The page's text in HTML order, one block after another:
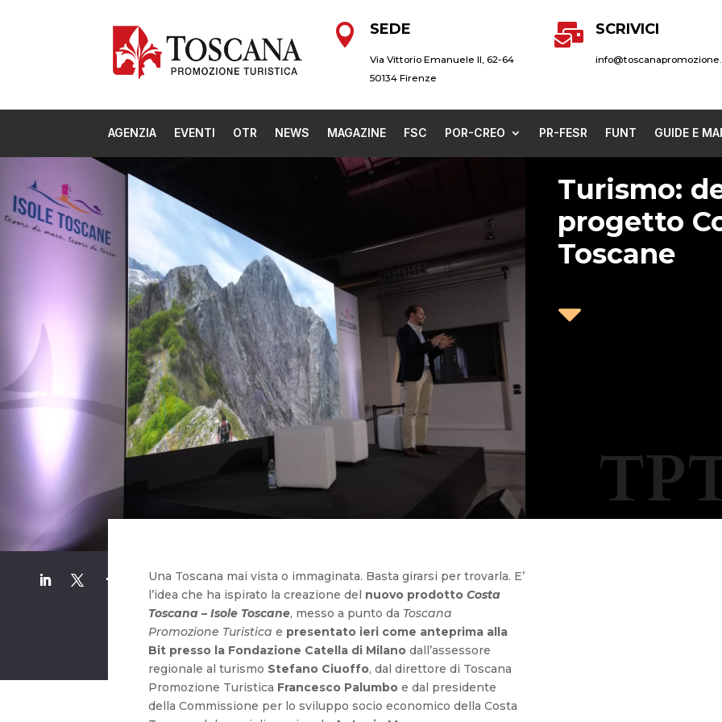
 SEDE
Via Vittorio Emanuele II, 62-64
50134 Firenze
 SCRIVICI
AGENZIA EVENTI OTR NEWS MAGAZINE FSC POR-CREO PR-FESR FUNT GUIDE E
Turismo:
progetto
Toscane

Una Toscana mai vista o immaginata. Basta girarsi per trovarla. E’
l’idea che ha ispirato la creazione del nuovo prodottoCosta
Toscana – Isole Toscane, messo a punto da Toscana
Promozione Turistica e presentato ieri come anteprima alla
Bit presso la Fondazione Catella di Milano dall’assessore
regionale al turismo Stefano Ciuoffo, dal direttore di Toscana
Promozione Turistica Francesco Palumbo e dal presidente
della Commissione per lo sviluppo socio economico della Costa